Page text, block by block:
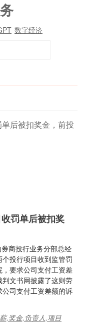
数字经济
罚单后被扣奖
商投行业务分部总经
投行项目收到监管罚
要求公司支付工资差
文书网披露了这则劳
司支付工资差额的诉
,奖金,负责人,项目